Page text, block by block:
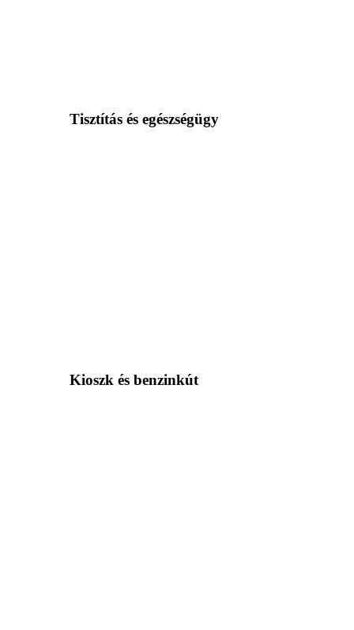
Tisztítás és egészségügy
Kioszk és benzinkút